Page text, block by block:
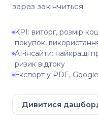
зараз закінчиться.
KPI: виторг, розмір
покупок,
AI-інсайти: найкращі
ризик відтоку
Експорт у PDF,
Дивитися